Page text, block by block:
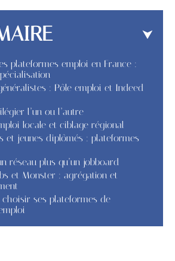
plateformes emploi en France :
: Pôle emploi et Indeed
l’un ou l’autre
locale et ciblage régional
et jeunes diplômés : plateformes
réseau plus qu’un jobboard
et Monster : agrégation et
ses plateformes de